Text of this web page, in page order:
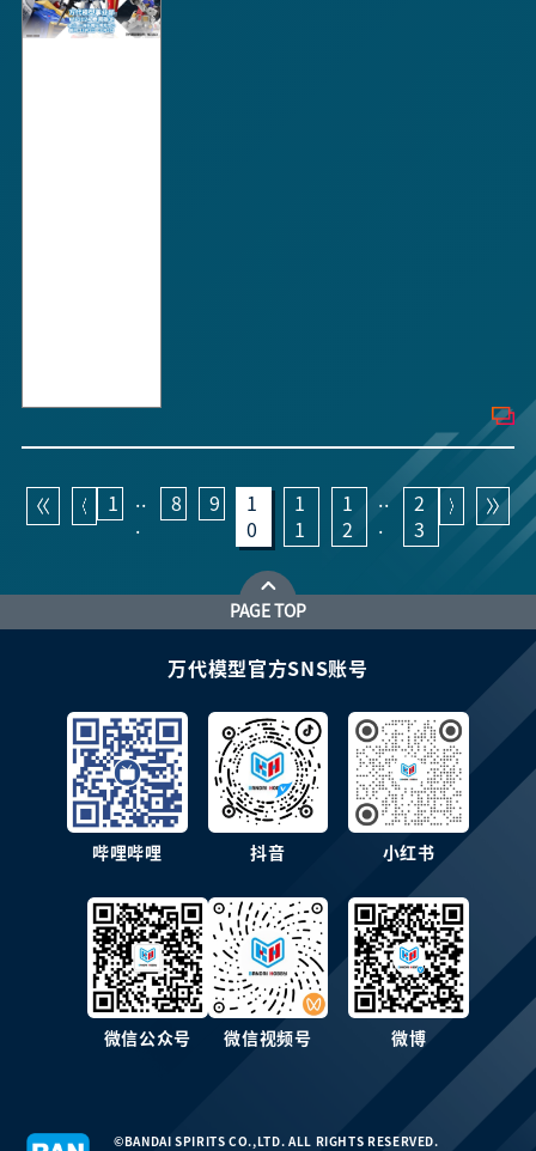
1
..
.
8 9
1
0
1
1
1
2
..
.
2
3
PAGE TOP
万代模型官方SNS账号
哔哩哔哩 抖音 小红书
微信公众号 微信视频号 微博
©BANDAI SPIRITS CO.,LTD. ALL RIGHTS RESERVED.